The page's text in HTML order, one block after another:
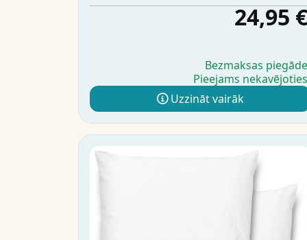
24,95 €
Bezmaksas piegāde
Pieejams nekavējoties
Uzzināt vairāk